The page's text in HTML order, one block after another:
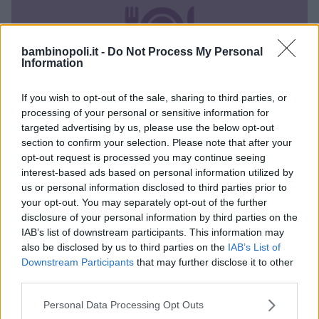
bambinopoli.it - Do Not Process My Personal
Information
If you wish to opt-out of the sale, sharing to third parties, or
processing of your personal or sensitive information for
targeted advertising by us, please use the below opt-out
section to confirm your selection. Please note that after your
opt-out request is processed you may continue seeing
interest-based ads based on personal information utilized by
us or personal information disclosed to third parties prior to
your opt-out. You may separately opt-out of the further
disclosure of your personal information by third parties on the
IAB’s list of downstream participants. This information may
also be disclosed by us to third parties on the IAB’s List of
Downstream Participants that may further disclose it to other
Please note that this website/app uses one or more Google
Personal Data Processing Opt Outs
TUTTI I GIORNI • TORTE SALATE/PIZZE/PANE • ESTATE
AUTUNNO • PRIMAVERA • INVERNO
Torta salata con prosciutto e
trevisana
MISTO DI VERDURE PROSCIUTTO COTTO